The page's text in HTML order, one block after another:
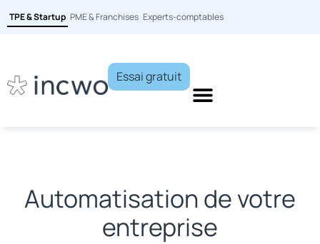
TPE & Startup PME & Franchises Experts-comptables
Essai gratuit
Automatisation de votre
entreprise